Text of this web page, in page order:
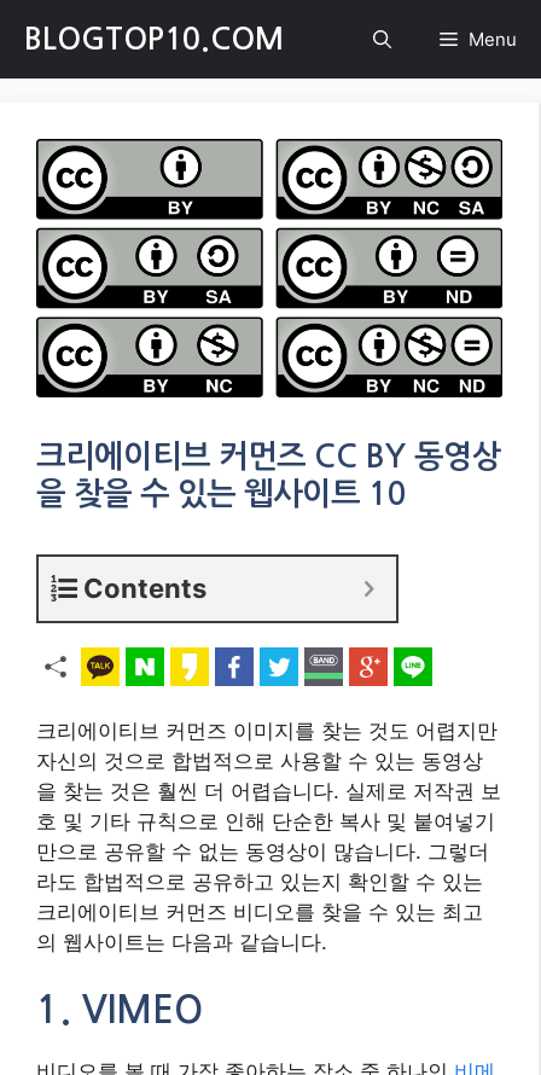
content
BLOGTOP10.COM Menu
크리에이티브 커먼즈 CC BY 동영상
을 찾을 수 있는 웹사이트 10
Contents
크리에이티브 커먼즈 이미지를 찾는 것도 어렵지만
자신의 것으로 합법적으로 사용할 수 있는 동영상
을 찾는 것은 훨씬 더 어렵습니다. 실제로 저작권 보
호 및 기타 규칙으로 인해 단순한 복사 및 붙여넣기
만으로 공유할 수 없는 동영상이 많습니다. 그렇더
라도 합법적으로 공유하고 있는지 확인할 수 있는
크리에이티브 커먼즈 비디오를 찾을 수 있는 최고
의 웹사이트는 다음과 같습니다.
1. VIMEO